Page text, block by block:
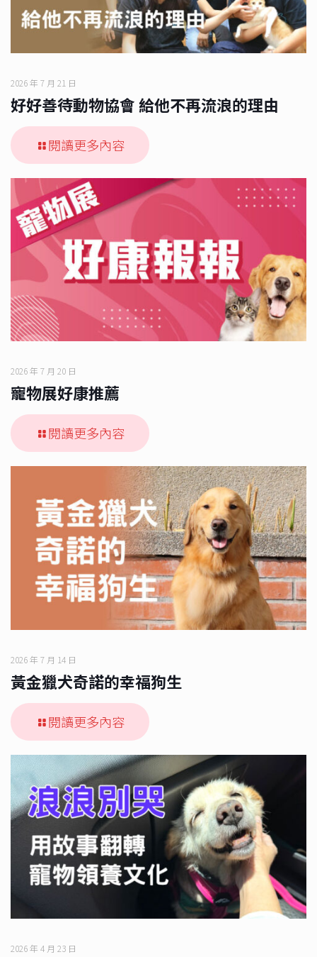
2026 年 7 月 21 日
好好善待動物協會 給他不再流浪的理由
閱讀更多內容
2026 年 7 月 20 日
寵物展好康推薦
閱讀更多內容
2026 年 7 月 14 日
黃金獵犬奇諾的幸福狗生
閱讀更多內容
2026 年 4 月 23 日